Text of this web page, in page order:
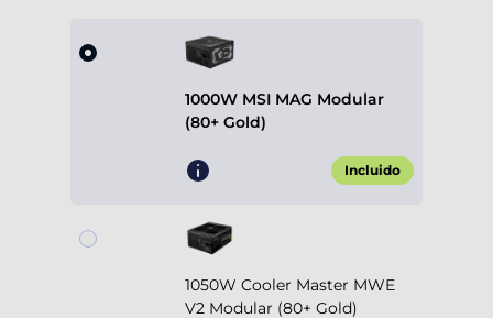
1000W MSI MAG Modular
(80+ Gold)
Incluido
1050W Cooler Master MWE
V2 Modular (80+ Gold)